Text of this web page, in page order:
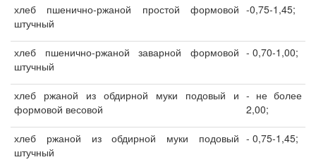
хлеб пшенично-ржаной простой формовой
штучный
-0,75-1,45;
хлеб пшенично-ржаной заварной формовой
штучный
- 0,70-1,00;
хлеб ржаной из обдирной муки подовый и
формовой весовой
- не более
2,00;
хлеб ржаной из обдирной муки подовый
штучный
- 0,75-1,45;